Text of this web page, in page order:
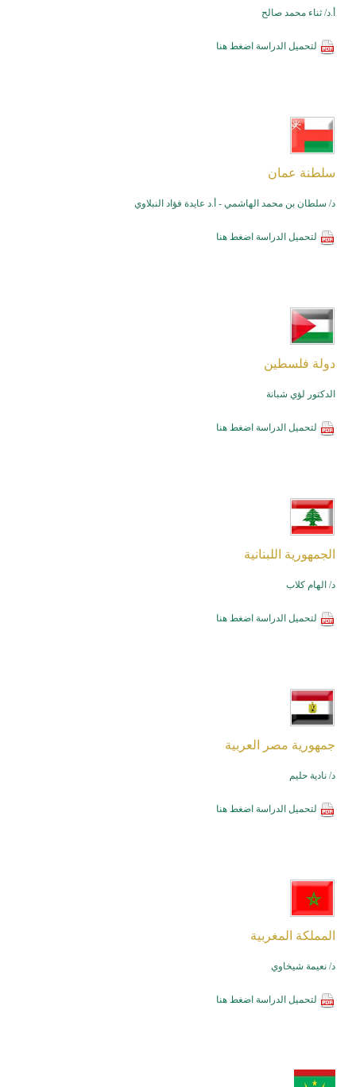
أ.د/ ثناء محمد صالح
لتحميل الدراسة اضغط هنا
سلطنة عمان
د/ سلطان بن محمد الهاشمي - أ.د عايدة فؤاد النبلاوي
لتحميل الدراسة اضغط هنا
دولة فلسطين
الدكتور لؤي شبانة
لتحميل الدراسة اضغط هنا
الجمهورية اللبنانية
د/ الهام كلاب
لتحميل الدراسة اضغط هنا
جمهورية مصر العربية
د/ نادية حليم
لتحميل الدراسة اضغط هنا
المملكة المغربية
د/ نعيمة شيخاوي
لتحميل الدراسة اضغط هنا